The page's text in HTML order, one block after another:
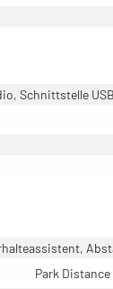
Schnittstelle
Park